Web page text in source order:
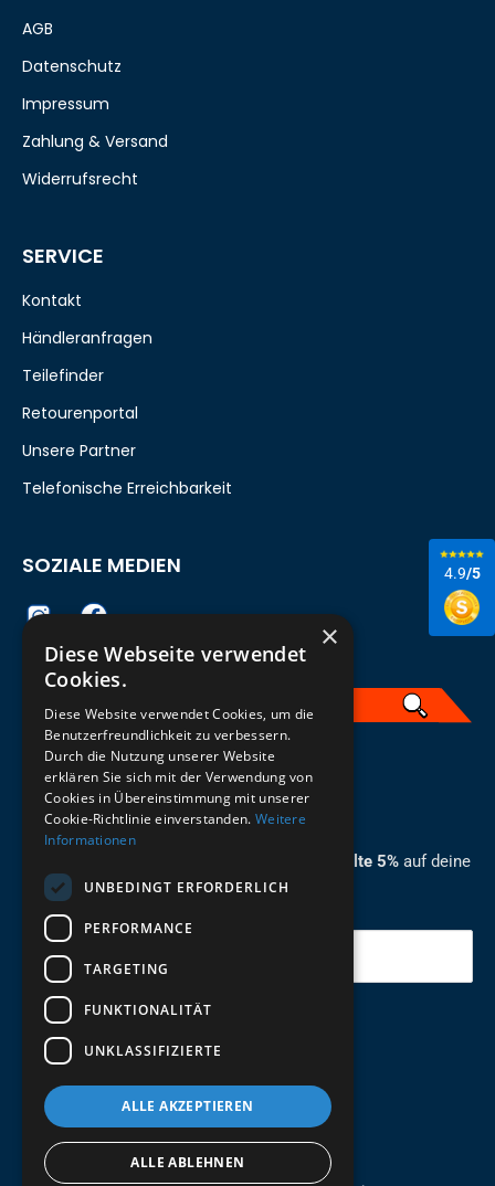
4.9/5
ZUM NEWSLETTER ANMELDEN
Melde dich jetzt zum Newsletter an und erhalte 5% auf deine
erste Bestellung.
Deine Email
Abschicken
AGB
Datenschutz
Impressum
Zahlung & Versand
Widerrufsrecht
SERVICE
Kontakt
Händleranfragen
Teilefinder
Retourenportal
Unsere Partner
Telefonische Erreichbarkeit
SOZIALE MEDIEN
German
×
Diese Webseite verwendet
Cookies.
Diese Website verwendet Cookies, um die
Benutzerfreundlichkeit zu verbessern.
Durch die Nutzung unserer Website
erklären Sie sich mit der Verwendung von
Cookies in Übereinstimmung mit unserer
Cookie-Richtlinie einverstanden. Weitere
Informationen
UNBEDINGT ERFORDERLICH
PERFORMANCE
TARGETING
FUNKTIONALITÄT
UNKLASSIFIZIERTE
ALLE AKZEPTIEREN
ALLE ABLEHNEN